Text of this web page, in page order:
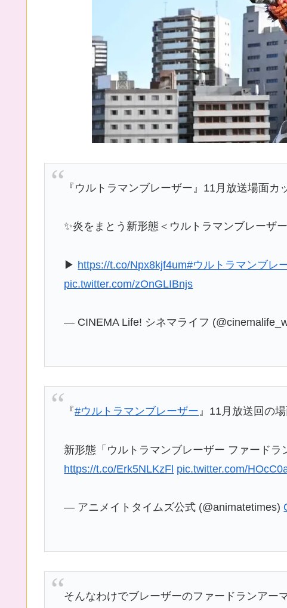
『ウルトラマンブレーザー』11月放送場面カ
✨炎をまとう新形態＜ウルトラマンブレーザ
▶ https://t.co/Npx8kjf4um#ウルトラマンブレ
pic.twitter.com/zOnGLIBnjs
— CINEMA Life! シネマライフ
『#ウルトラマンブレーザー』11月放送回の
新形態「ウルトラマンブレーザー ファード
https://t.co/Erk5NLKzFl pic.twitter.com/
— アニメイトタイムズ公式 (@animatetimes)
そんなわけでブレーザーのファードランアー